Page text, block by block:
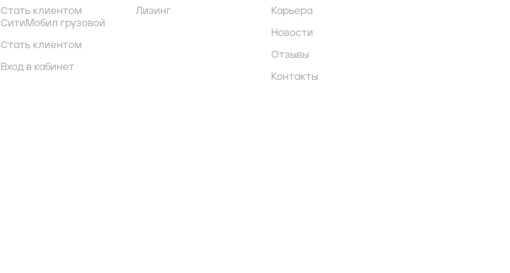
Стать клиентом
СитиМобил грузовой
Стать клиентом
Вход в кабинет
Лизинг Карьера
Новости
Отзывы
Контакты